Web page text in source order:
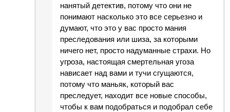
нанятый детектив, потому что они не
понимают насколько это все серьезно и
думают, что это у вас просто мания
преследования или шиза, за которыми
ничего нет, просто надуманные страхи. Но
угроза, настоящая смертельная угоза
нависает над вами и тучи сгущаются,
потому что маньяк, который вас
преследует, находит все новые способы,
чтобы к вам подобраться и подобрал себе